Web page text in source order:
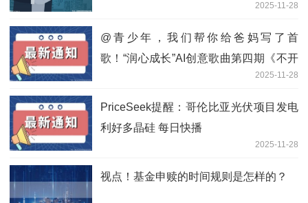
2025-11-28
@青少年，我们帮你给爸妈写了首
歌！“润心成长”AI创意歌曲第四期《不开
2025-11-28
PriceSeek提醒：哥伦比亚光伏项目发电
利好多晶硅 每日快播
2025-11-28
视点！基金申赎的时间规则是怎样的？